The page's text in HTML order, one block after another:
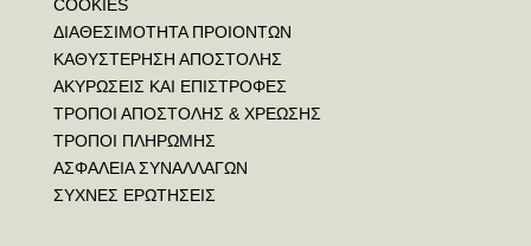
COOKIES
ΔΙΑΘΕΣΙΜΟΤΗΤΑ ΠΡΟΙΟΝΤΩΝ
ΚΑΘΥΣΤΕΡΗΣΗ ΑΠΟΣΤΟΛΗΣ
ΑΚΥΡΩΣΕΙΣ ΚΑΙ ΕΠΙΣΤΡΟΦΕΣ
ΤΡΟΠΟΙ ΑΠΟΣΤΟΛΗΣ & ΧΡΕΩΣΗΣ
ΤΡΟΠΟΙ ΠΛΗΡΩΜΗΣ
ΑΣΦΑΛΕΙΑ ΣΥΝΑΛΛΑΓΩΝ
ΣΥΧΝΕΣ ΕΡΩΤΗΣΕΙΣ